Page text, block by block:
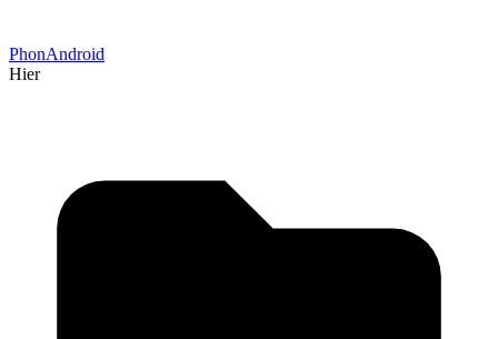
PhonAndroid
Hier